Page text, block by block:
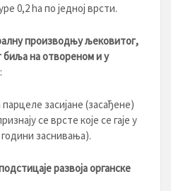
0,2 hа по једној врсти.
производњу љековитог,
биља на отвореном и у
:
засијане (засађене)
се врсте које се гаје у
заснивања).
развоја органске